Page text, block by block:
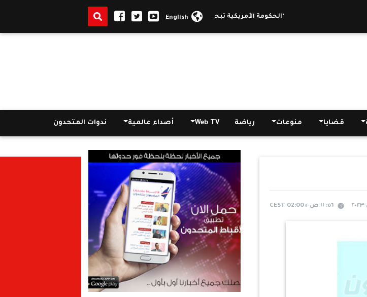
English
قضايا منوعات رياضة Web TV أصداء عالمية ندوات المتحدون
٥٦: ١١ ص +02:00 CEST